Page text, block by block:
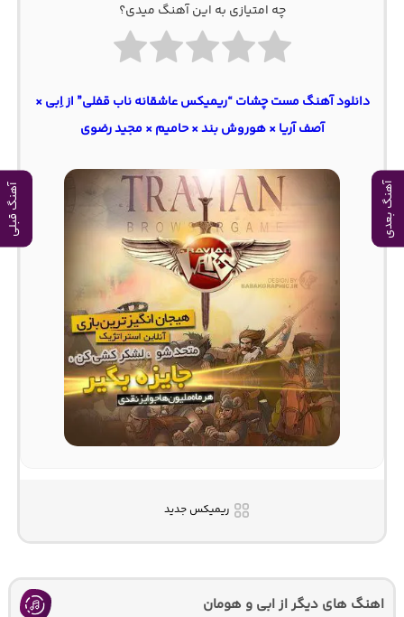
آهنگ بعدی آهنگ قبلی
چه امتیازی به این آهنگ میدی؟
دانلود آهنگ مست چشات “ریمیکس عاشقانه ناب قفلی” از اِبی ×
آصف آریا × هوروش بند × حامیم × مجید رضوی
ریمیکس جدید
اهنگ های دیگر از ابی و هومان